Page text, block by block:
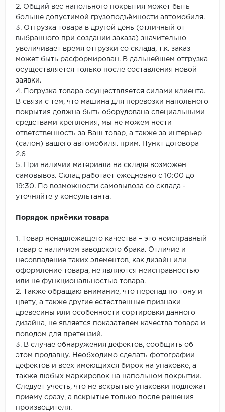
2. Общий вес напольного покрытия может быть
больше допустимой грузоподъёмности автомобиля.
3. Отгрузка товара в другой день (отличный от
выбранного при создании заказа) значительно
увеличивает время отгрузки со склада, т.к. заказ
может быть расформирован. В дальнейшем отгрузка
осуществляется только после составления новой
заявки.
4. Погрузка товара осуществляется силами клиента.
В связи с тем, что машина для перевозки напольного
покрытия должна быть оборудована специальными
средствами крепления, мы не можем нести
ответственность за Ваш товар, а также за интерьер
(салон) вашего автомобиля. прим. Пункт договора
2.6
5. При наличии материала на складе возможен
самовывоз. Склад работает ежедневно с 10:00 до
19:30. По возможности самовывоза со склада -
уточняйте у консультанта.
Порядок приёмки товара
1. Товар ненадлежащего качества – это неисправный
товар с наличием заводского брака. Отличие и
несовпадение таких элементов, как дизайн или
оформление товара, не являются неисправностью
или не функциональностью товара.
2. Также обращаю внимание, что перепад по тону и
цвету, а также другие естественные признаки
древесины или особенности сортировки данного
дизайна, не является показателем качества товара и
поводом для претензий.
3. В случае обнаружения дефектов, сообщить об
этом продавцу. Необходимо сделать фотографии
дефектов и всех имеющихся бирок на упаковке, а
также любых маркировок на напольном покрытии.
Следует учесть, что не вскрытые упаковки подлежат
приему сразу, а вскрытые только после решения
производителя.